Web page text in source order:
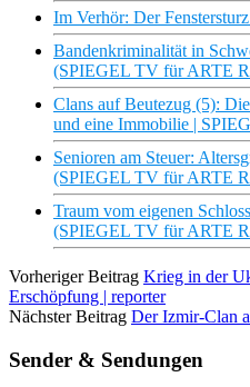
Im Verhör: Der
Bandenkriminalität in
(SPIEGEL TV für ARTE
Clans auf Beutezug (5):
und eine Immobilie |
Senioren am Steuer:
(SPIEGEL TV für ARTE
Traum vom eigenen
(SPIEGEL TV für ARTE
Vorheriger Beitrag Krieg in der
Erschöpfung | reporter
Nächster Beitrag Der Izmir-Clan
Sender & Sendungen